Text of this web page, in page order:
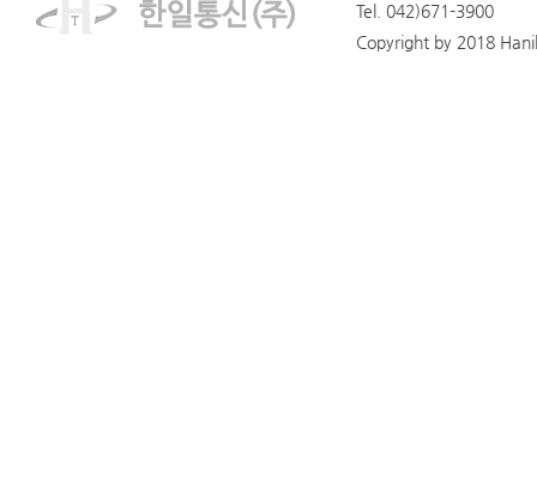
Tel. 042)671-3900
Copyright by 2018